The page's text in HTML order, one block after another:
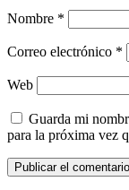
Nombre *
Correo electrónico *
Web
Guarda mi
para la próxima vez